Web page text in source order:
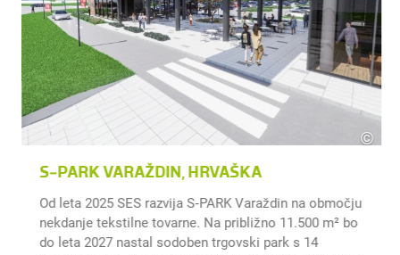
©
S‑PARK VARAŽDIN, HRVAŠKA
Od leta 2025 SES razvija S‑PARK Varaždin na območju
nekdanje tekstilne tovarne. Na približno 11.500 m² bo
do leta 2027 nastal sodoben trgovski park s 14